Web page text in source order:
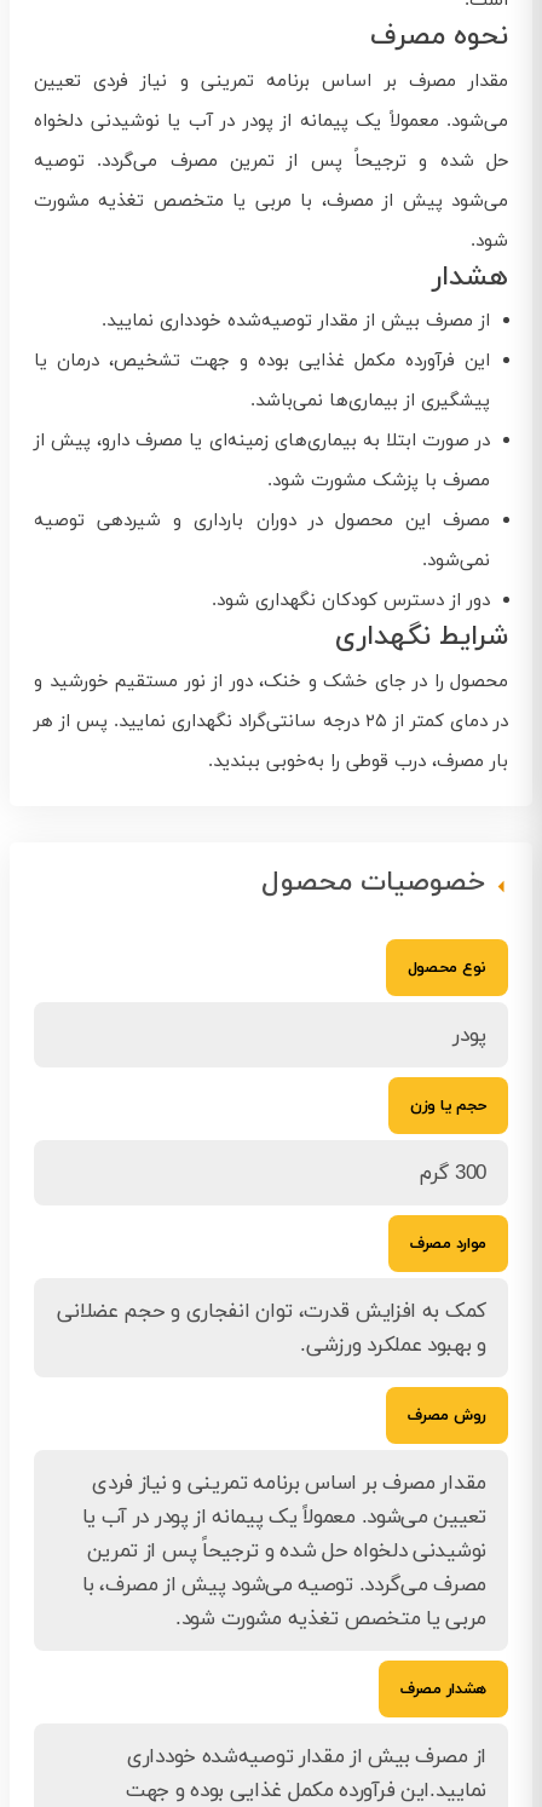
نحوه مصرف
مقدار مصرف بر اساس برنامه تمرینی و نیاز فردی تعیین
می‌شود. معمولاً یک پیمانه از پودر در آب یا نوشیدنی دلخواه
حل شده و ترجیحاً پس از تمرین مصرف می‌گردد. توصیه
می‌شود پیش از مصرف، با مربی یا متخصص تغذیه مشورت
شود.
هشدار
از مصرف بیش از مقدار توصیه‌شده خودداری نمایید.
این فرآورده مکمل غذایی بوده و جهت تشخیص، درمان یا
پیشگیری از بیماری‌ها نمی‌باشد.
در صورت ابتلا به بیماری‌های زمینه‌ای یا مصرف دارو، پیش از
مصرف با پزشک مشورت شود.
مصرف این محصول در دوران بارداری و شیردهی توصیه
نمی‌شود.
دور از دسترس کودکان نگهداری شود.
شرایط نگهداری
محصول را در جای خشک و خنک، دور از نور مستقیم خورشید و
در دمای کمتر از ۲۵ درجه سانتی‌گراد نگهداری نمایید. پس از هر
بار مصرف، درب قوطی را به‌خوبی ببندید.
خصوصیات محصول
نوع محصول
پودر
حجم یا وزن
300 گرم
موارد مصرف
کمک به افزایش قدرت، توان انفجاری و حجم عضلانی
و بهبود عملکرد ورزشی.
روش مصرف
مقدار مصرف بر اساس برنامه تمرینی و نیاز فردی
تعیین می‌شود. معمولاً یک پیمانه از پودر در آب یا
نوشیدنی دلخواه حل شده و ترجیحاً پس از تمرین
مصرف می‌گردد. توصیه می‌شود پیش از مصرف، با
مربی یا متخصص تغذیه مشورت شود.
هشدار مصرف
از مصرف بیش از مقدار توصیه‌شده خودداری
نمایید.این فرآورده مکمل غذایی بوده و جهت